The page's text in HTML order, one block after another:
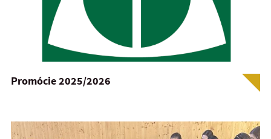
Promócie 2025/2026